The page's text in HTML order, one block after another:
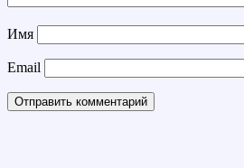
Имя
Email